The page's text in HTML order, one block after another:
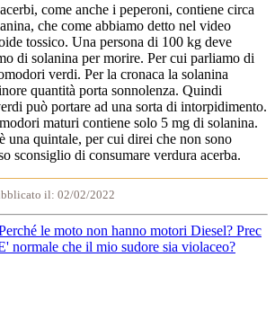
come anche i peperoni, contiene circa
che come abbiamo detto nel video
tossico. Una persona di 100 kg deve
di solanina per morire. Per cui parliamo di
verdi. Per la cronaca la solanina
quantità porta sonnolenza. Quindi
può portare ad una sorta di intorpidimento.
maturi contiene solo 5 mg di solanina.
una quintale, per cui direi che non sono
sconsiglio di consumare verdura acerba.
il: 02/02/2022
le moto non hanno motori Diesel? Prec
normale che il mio sudore sia violaceo?